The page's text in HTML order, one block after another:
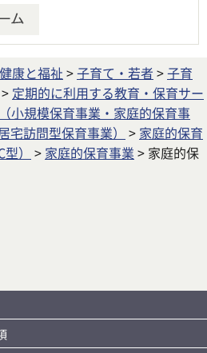
健康と福祉 >子育て・若者 >子育
> 定期的に利用する教育・保育サー
小規模保育事業・家庭的保育事
訪問型保育事業）
> 家庭的保育
）
> 家庭的保育事業 > 家庭的保